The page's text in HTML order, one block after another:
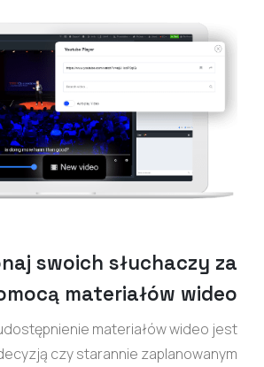
swoich słuchaczy za
materiałów wideo
materiałów wideo jest
czy starannie zaplanowanym